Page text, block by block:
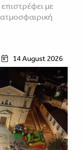
με
14 August 2026